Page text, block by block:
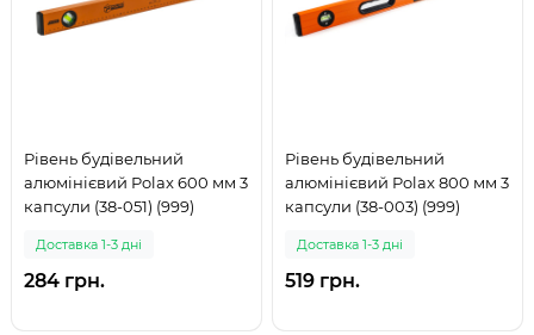
Рівень будівельний
алюмінієвий Polax 600 мм 3
капсули (38-051) (999)
Доставка 1-3 дні
284 грн.
Рівень будівельний
алюмінієвий Polax 800 мм 3
капсули (38-003) (999)
Доставка 1-3 дні
519 грн.